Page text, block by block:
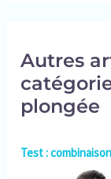
Autres
plongée
Test :